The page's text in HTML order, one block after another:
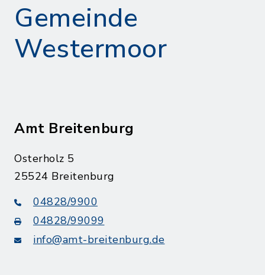
Gemeinde
Westermoor
Amt Breitenburg
Osterholz 5
25524 Breitenburg
04828/9900
04828/99099
info@amt-breitenburg.de